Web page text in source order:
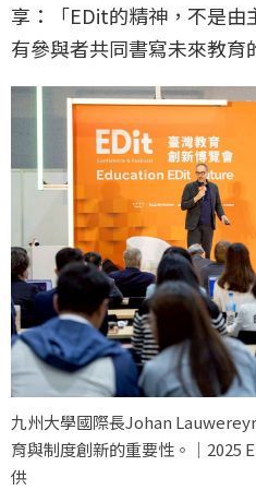
享：「EDit的精神，不是由
有參與者共同書寫未來教育
九州大學國際長Johan
育與制度創新的重要性。｜2025
供